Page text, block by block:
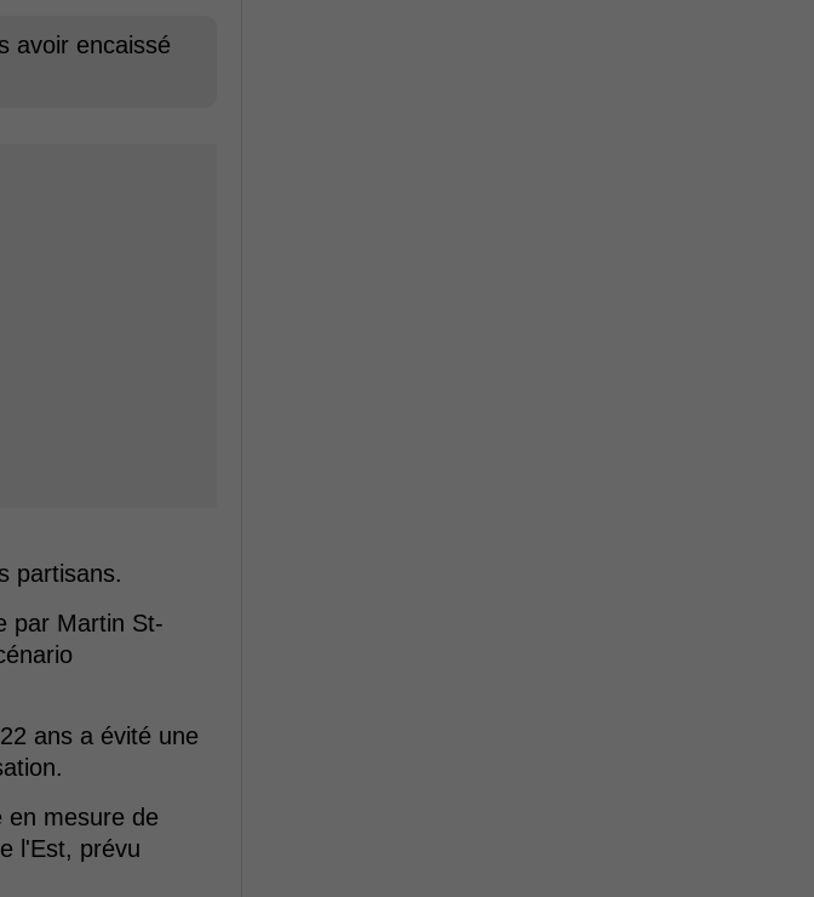
avoir encaissé
partisans.
par Martin St-
ans a évité une
en mesure de
l'Est, prévu